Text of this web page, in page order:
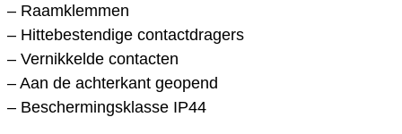
– Raamklemmen
– Hittebestendige contactdragers
– Vernikkelde contacten
– Aan de achterkant geopend
– Beschermingsklasse IP44